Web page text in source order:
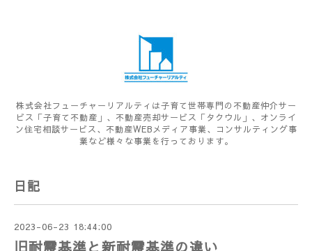
株式会社フューチャーリアルティは子育て世帯専門の不動産仲介サー
ビス「子育て不動産」、不動産売却サービス「タクウル」、オンライ
ン住宅相談サービス、不動産WEBメディア事業、コンサルティング事
業など様々な事業を行っております。
日記
2023-06-23 18:44:00
旧耐震基準と新耐震基準の違い